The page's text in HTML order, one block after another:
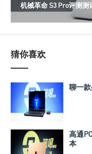
机械革命 S3 Pro评测测
猜你喜欢
聊一
高通
本